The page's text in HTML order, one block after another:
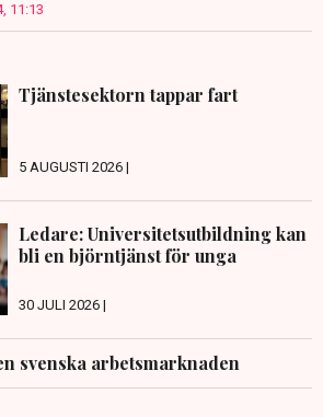
11:13
Tjänstesektorn tappar fart
5 AUGUSTI 2026 |
Ledare: Universitetsutbildning kan
bli en björntjänst för unga
30 JULI 2026 |
svenska arbetsmarknaden